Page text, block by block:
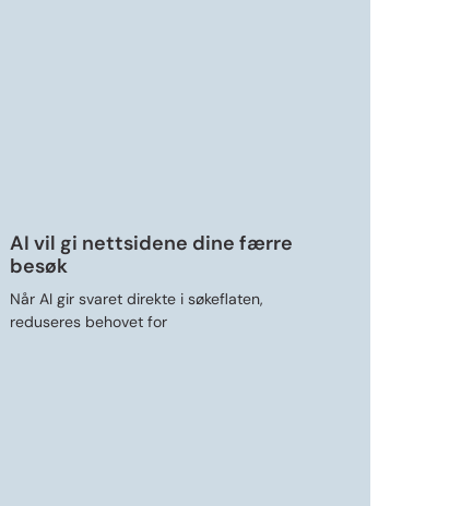
AI vil gi nettsidene dine færre
besøk
Når AI gir svaret direkte i søkeflaten,
reduseres behovet for